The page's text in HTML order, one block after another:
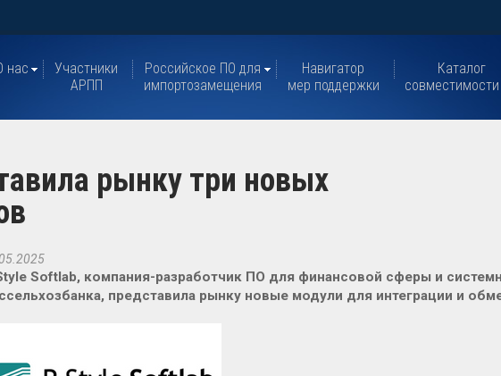
нас
Участники
АРПП
Российское ПО для
импортозамещения
Навигатор
мер поддержки
Каталог
рынку три новых
Softlab, компания-разработчик ПО для финансовой сферы и
представила рынку новые модули для интеграции и